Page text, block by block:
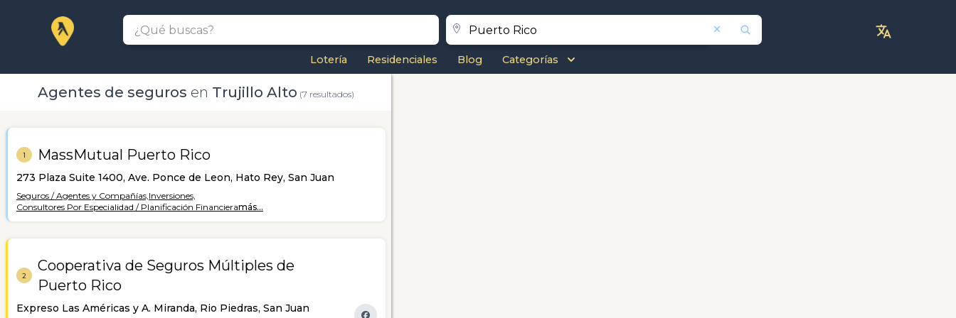
Lotería Residenciales Blog Categorías
Agentes de seguros en Trujillo Alto (7 resultados)
1 MassMutual Puerto Rico
273 Plaza Suite 1400, Ave. Ponce de Leon, Hato Rey, San Juan
Seguros / Agentes y Compañías,Inversiones,
Consultores Por Especialidad / Planificación Financieramás...
2
Cooperativa de Seguros Múltiples de
Puerto Rico
Expreso Las Américas y A. Miranda, Rio Piedras, San Juan